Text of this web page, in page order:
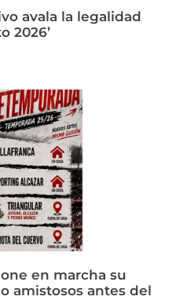
avala la legalidad
2026’
en marcha su
amistosos antes del